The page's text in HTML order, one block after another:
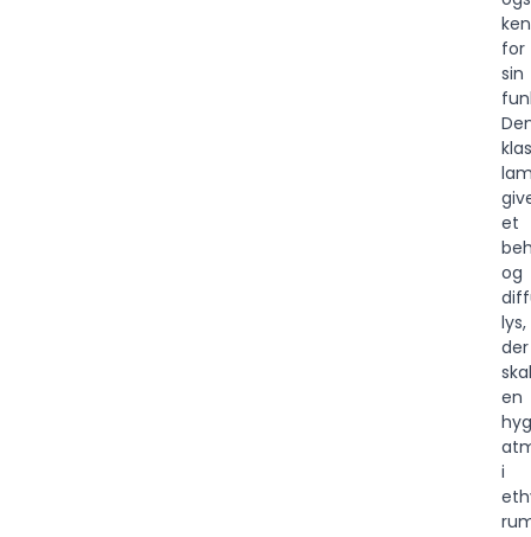
for
sin
et
og
lys,
der
en
i